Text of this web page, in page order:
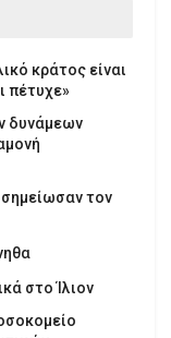
κράτος είναι
πέτυχε»
δυνάμεων
τον
στο Ίλιον